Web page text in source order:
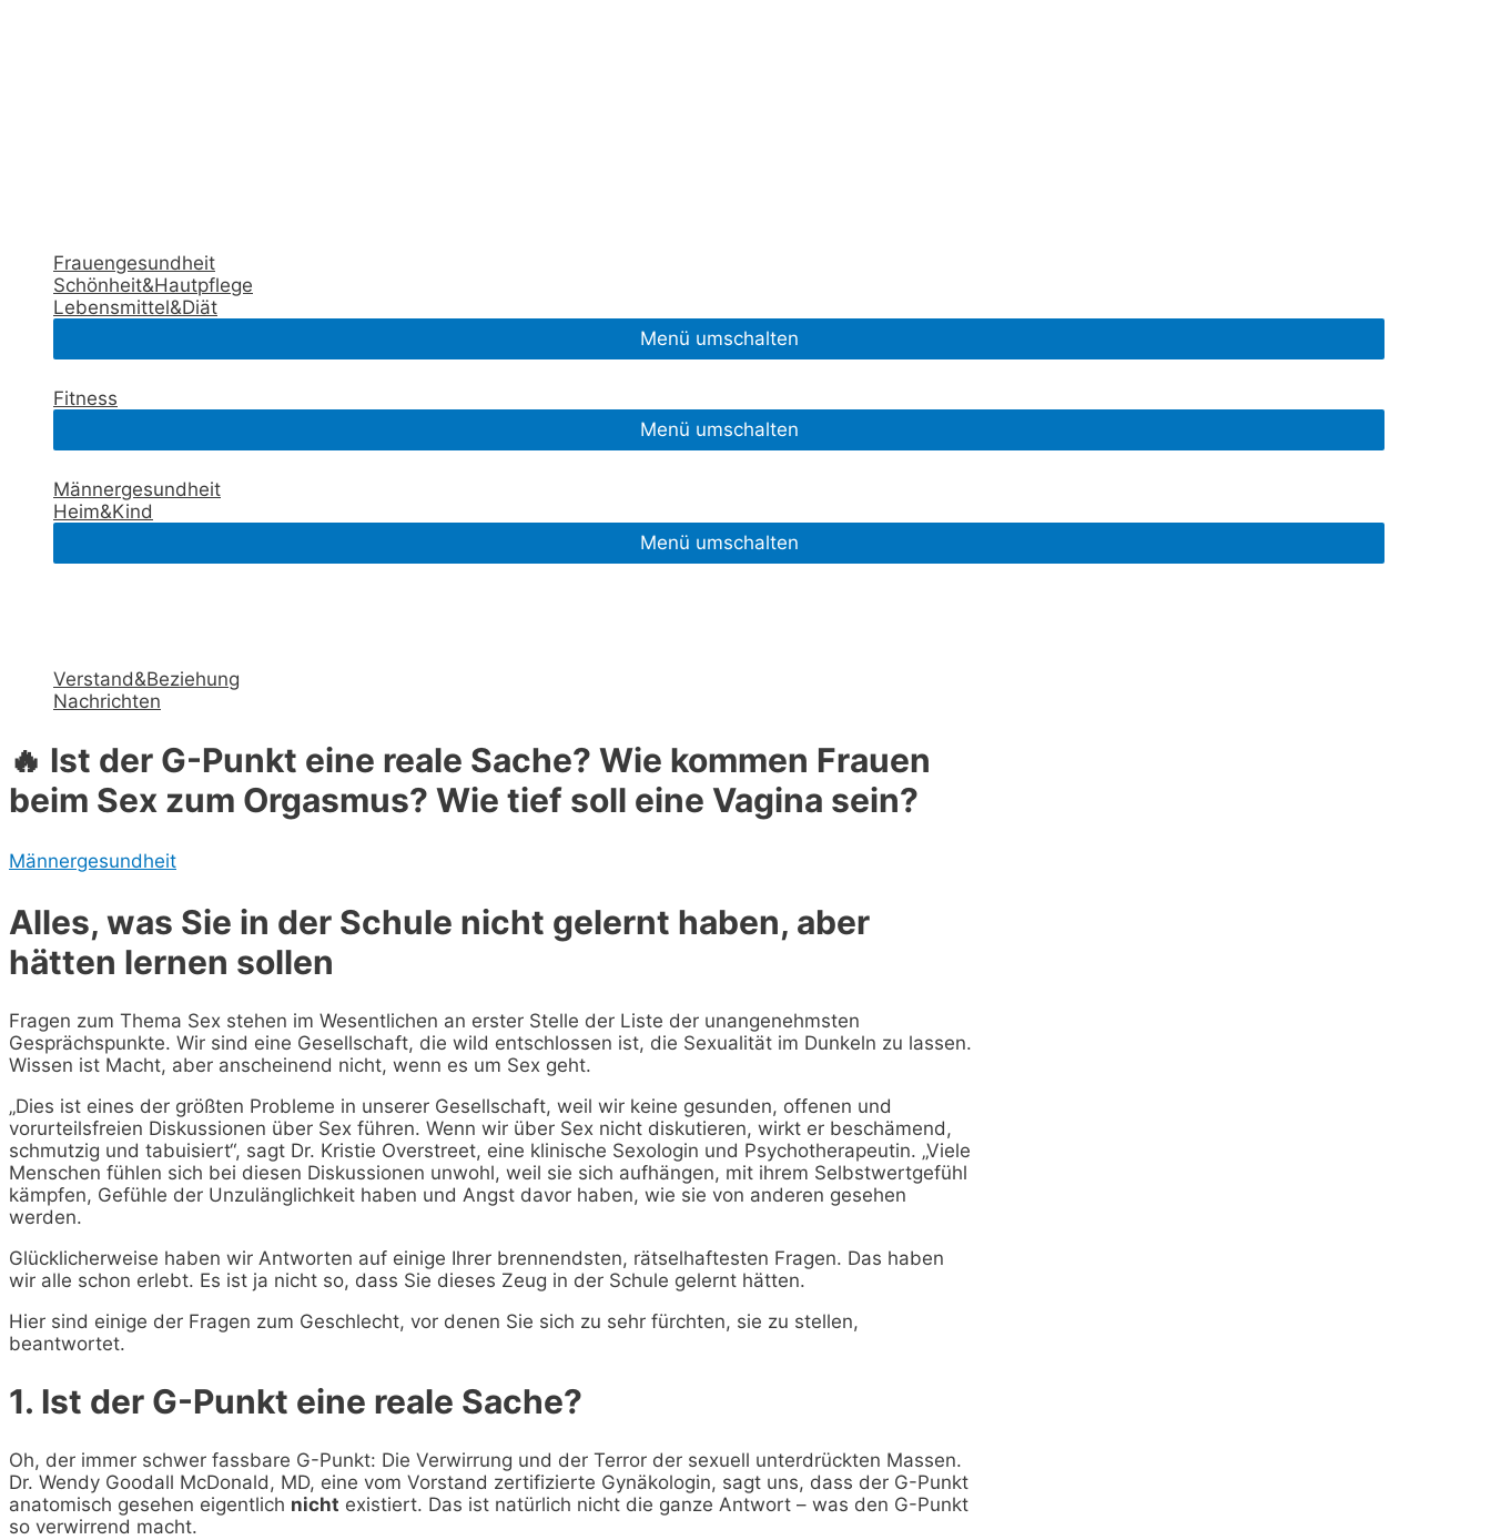
Frauengesundheit
Schönheit&Hautpflege
Lebensmittel&Diät
Menü umschalten
Fitness
Menü umschalten
Männergesundheit
Heim&Kind
Menü umschalten
Verstand&Beziehung
Nachrichten
🔥 Ist der G-Punkt eine reale Sache? Wie kommen Frauen
beim Sex zum Orgasmus? Wie tief soll eine Vagina sein?
Männergesundheit
Alles, was Sie in der Schule nicht gelernt haben, aber
hätten lernen sollen
Fragen zum Thema Sex stehen im Wesentlichen an erster Stelle der Liste der unangenehmsten
Gesprächspunkte. Wir sind eine Gesellschaft, die wild entschlossen ist, die Sexualität im Dunkeln zu lassen.
Wissen ist Macht, aber anscheinend nicht, wenn es um Sex geht.
„Dies ist eines der größten Probleme in unserer Gesellschaft, weil wir keine gesunden, offenen und
vorurteilsfreien Diskussionen über Sex führen. Wenn wir über Sex nicht diskutieren, wirkt er beschämend,
schmutzig und tabuisiert“, sagt Dr. Kristie Overstreet, eine klinische Sexologin und Psychotherapeutin. „Viele
Menschen fühlen sich bei diesen Diskussionen unwohl, weil sie sich aufhängen, mit ihrem Selbstwertgefühl
kämpfen, Gefühle der Unzulänglichkeit haben und Angst davor haben, wie sie von anderen gesehen
werden.
Glücklicherweise haben wir Antworten auf einige Ihrer brennendsten, rätselhaftesten Fragen. Das haben
wir alle schon erlebt. Es ist ja nicht so, dass Sie dieses Zeug in der Schule gelernt hätten.
Hier sind einige der Fragen zum Geschlecht, vor denen Sie sich zu sehr fürchten, sie zu stellen,
beantwortet.
1. Ist der G-Punkt eine reale Sache?
Oh, der immer schwer fassbare G-Punkt: Die Verwirrung und der Terror der sexuell unterdrückten Massen.
Dr. Wendy Goodall McDonald, MD, eine vom Vorstand zertifizierte Gynäkologin, sagt uns, dass der G-Punkt
anatomisch gesehen eigentlich nicht existiert. Das ist natürlich nicht die ganze Antwort – was den G-Punkt
so verwirrend macht.